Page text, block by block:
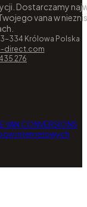
Dostarczamy
vana w
334 Królowa Polska
direct.com
276
VAN CONVERSIONS
internetowych